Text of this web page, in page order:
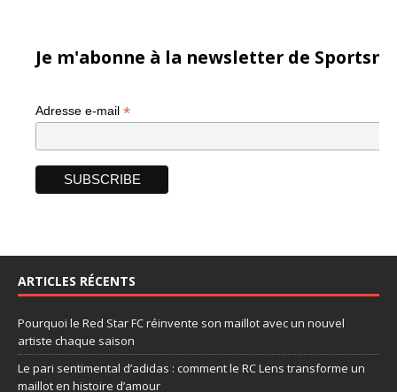
Je m'abonne à la newsletter de
Adresse e-mail *
ARTICLES RÉCENTS
Pourquoi le Red Star FC réinvente son maillot avec un nouvel
artiste chaque saison
Le pari sentimental d’adidas : comment le RC Lens transforme un
maillot en histoire d’amour